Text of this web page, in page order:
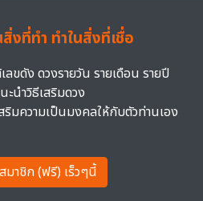
งที่ทำ ทำในสิ่งที่เชื่อ
ลขดัง ดวงรายวัน รายเดือน รายปี
นำวิธีเสริมดวง
มความเป็นมงคลให้กับตัวท่านเอง
มาชิก (ฟรี) เร็วๆนี้